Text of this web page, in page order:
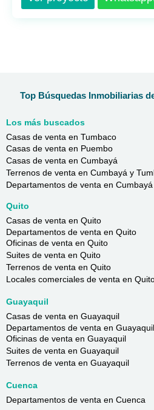
Top Búsquedas Inmobiliarias
Los más buscados
Casas de venta en Tumbaco
Casas de venta en Puembo
Casas de venta en Cumbayá
Terrenos de venta en Cumbayá y
Departamentos de venta en Cumbayá
Quito
Casas de venta en Quito
Departamentos de venta en Quito
Oficinas de venta en Quito
Suites de venta en Quito
Terrenos de venta en Quito
Locales comerciales de venta en
Guayaquil
Casas de venta en Guayaquil
Departamentos de venta en Guayaquil
Oficinas de venta en Guayaquil
Suites de venta en Guayaquil
Terrenos de venta en Guayaquil
Cuenca
Departamentos de venta en Cuenca